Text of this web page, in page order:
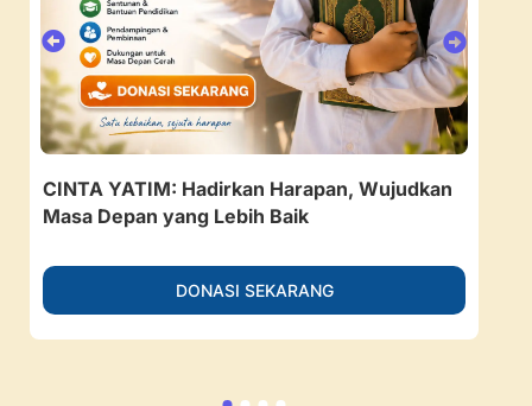
CINTA YATIM: Hadirkan Harapan, Wujudkan
Masa Depan yang Lebih Baik
DONASI SEKARANG